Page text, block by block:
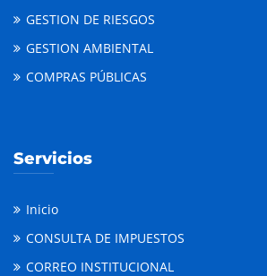
GESTION DE RIESGOS
GESTION AMBIENTAL
COMPRAS PÚBLICAS
Servicios
Inicio
CONSULTA DE IMPUESTOS
CORREO INSTITUCIONAL